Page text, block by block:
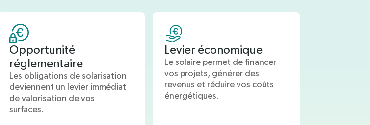
Opportunité
réglementaire
Les obligations de solarisation
deviennent un levier immédiat
de valorisation de vos
surfaces.
Levier économique
Le solaire permet de financer
vos projets, générer des
revenus et réduire vos coûts
énergétiques.